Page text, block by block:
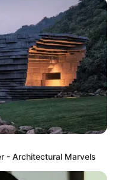
- Architectural Marvels